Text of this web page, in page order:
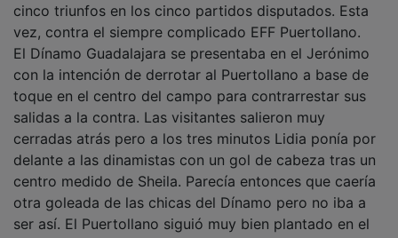
cinco triunfos en los cinco partidos disputados. Esta
vez, contra el siempre complicado EFF Puertollano.
El Dínamo Guadalajara se presentaba en el Jerónimo
con la intención de derrotar al Puertollano a base de
toque en el centro del campo para contrarrestar sus
salidas a la contra. Las visitantes salieron muy
cerradas atrás pero a los tres minutos Lidia ponía por
delante a las dinamistas con un gol de cabeza tras un
centro medido de Sheila. Parecía entonces que caería
otra goleada de las chicas del Dínamo pero no iba a
ser así. El Puertollano siguió muy bien plantado en el